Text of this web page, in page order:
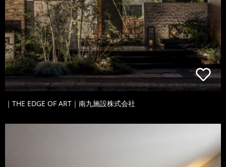
｜THE EDGE OF ART｜南九施設株式会社